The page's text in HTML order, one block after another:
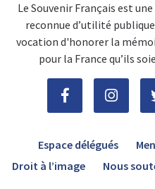
Le Souvenir Français est
reconnue d’utilité
vocation d'honorer la
pour la France qu’ils
Espace délégués
Droit à l’image
Nous